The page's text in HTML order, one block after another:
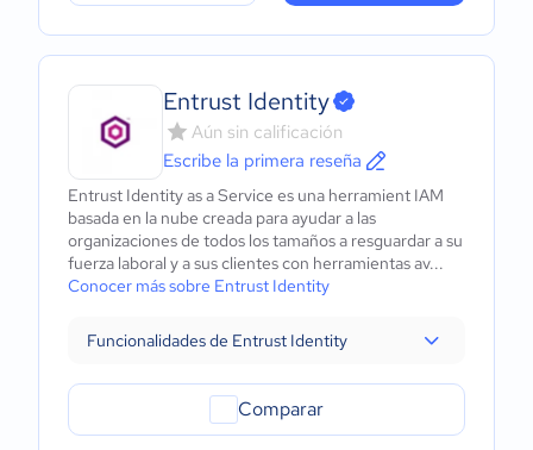
Entrust Identity
Aún sin calificación
Escribe la primera reseña
Entrust Identity as a Service es una herramient IAM
basada en la nube creada para ayudar a las
organizaciones de todos los tamaños a resguardar a su
fuerza laboral y a sus clientes con herramientas av...
Conocer más sobre Entrust Identity
Funcionalidades de Entrust Identity
Comparar